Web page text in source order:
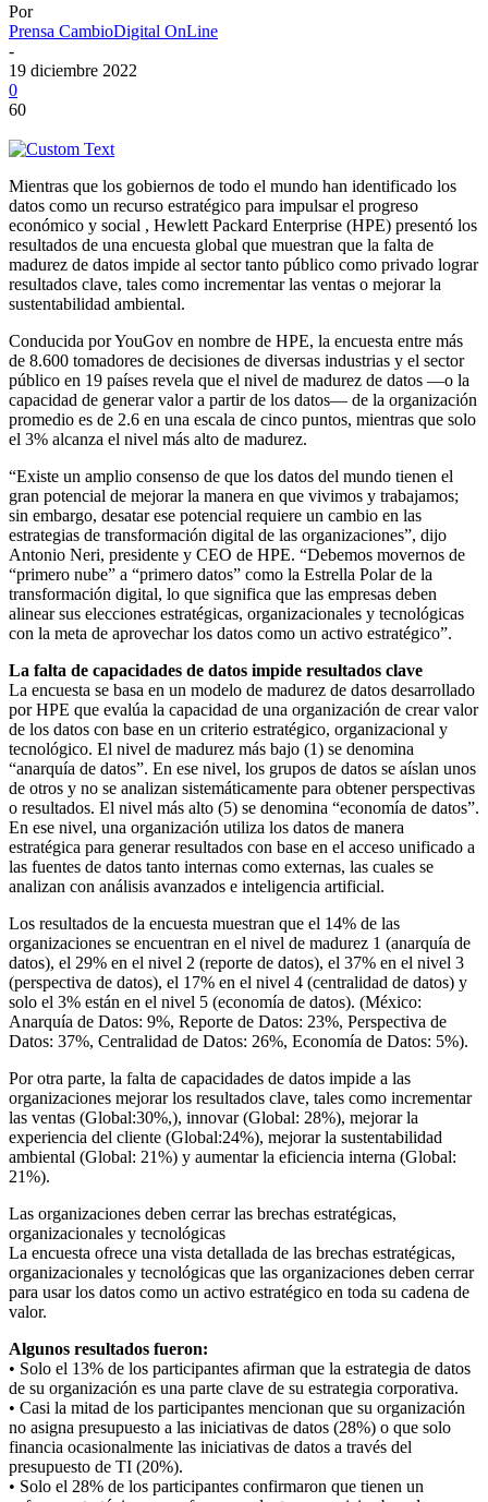
Por
Prensa CambioDigital OnLine
-
19 diciembre 2022
0
60
Mientras que los gobiernos de todo el mundo han identificado los
datos como un recurso estratégico para impulsar el progreso
económico y social , Hewlett Packard Enterprise (HPE) presentó los
resultados de una encuesta global que muestran que la falta de
madurez de datos impide al sector tanto público como privado lograr
resultados clave, tales como incrementar las ventas o mejorar la
sustentabilidad ambiental.
Conducida por YouGov en nombre de HPE, la encuesta entre más
de 8.600 tomadores de decisiones de diversas industrias y el sector
público en 19 países revela que el nivel de madurez de datos —o la
capacidad de generar valor a partir de los datos— de la organización
promedio es de 2.6 en una escala de cinco puntos, mientras que solo
el 3% alcanza el nivel más alto de madurez.
“Existe un amplio consenso de que los datos del mundo tienen el
gran potencial de mejorar la manera en que vivimos y trabajamos;
sin embargo, desatar ese potencial requiere un cambio en las
estrategias de transformación digital de las organizaciones”, dijo
Antonio Neri, presidente y CEO de HPE. “Debemos movernos de
“primero nube” a “primero datos” como la Estrella Polar de la
transformación digital, lo que significa que las empresas deben
alinear sus elecciones estratégicas, organizacionales y tecnológicas
con la meta de aprovechar los datos como un activo estratégico”.
La falta de capacidades de datos impide resultados clave
La encuesta se basa en un modelo de madurez de datos desarrollado
por HPE que evalúa la capacidad de una organización de crear valor
de los datos con base en un criterio estratégico, organizacional y
tecnológico. El nivel de madurez más bajo (1) se denomina
“anarquía de datos”. En ese nivel, los grupos de datos se aíslan unos
de otros y no se analizan sistemáticamente para obtener perspectivas
o resultados. El nivel más alto (5) se denomina “economía de datos”.
En ese nivel, una organización utiliza los datos de manera
estratégica para generar resultados con base en el acceso unificado a
las fuentes de datos tanto internas como externas, las cuales se
analizan con análisis avanzados e inteligencia artificial.
Los resultados de la encuesta muestran que el 14% de las
organizaciones se encuentran en el nivel de madurez 1 (anarquía de
datos), el 29% en el nivel 2 (reporte de datos), el 37% en el nivel 3
(perspectiva de datos), el 17% en el nivel 4 (centralidad de datos) y
solo el 3% están en el nivel 5 (economía de datos). (México:
Anarquía de Datos: 9%, Reporte de Datos: 23%, Perspectiva de
Datos: 37%, Centralidad de Datos: 26%, Economía de Datos: 5%).
Por otra parte, la falta de capacidades de datos impide a las
organizaciones mejorar los resultados clave, tales como incrementar
las ventas (Global:30%,), innovar (Global: 28%), mejorar la
experiencia del cliente (Global:24%), mejorar la sustentabilidad
ambiental (Global: 21%) y aumentar la eficiencia interna (Global:
21%).
Las organizaciones deben cerrar las brechas estratégicas,
organizacionales y tecnológicas
La encuesta ofrece una vista detallada de las brechas estratégicas,
organizacionales y tecnológicas que las organizaciones deben cerrar
para usar los datos como un activo estratégico en toda su cadena de
valor.
Algunos resultados fueron:
• Solo el 13% de los participantes afirman que la estrategia de datos
de su organización es una parte clave de su estrategia corporativa.
• Casi la mitad de los participantes mencionan que su organización
no asigna presupuesto a las iniciativas de datos (28%) o que solo
financia ocasionalmente las iniciativas de datos a través del
presupuesto de TI (20%).
• Solo el 28% de los participantes confirmaron que tienen un